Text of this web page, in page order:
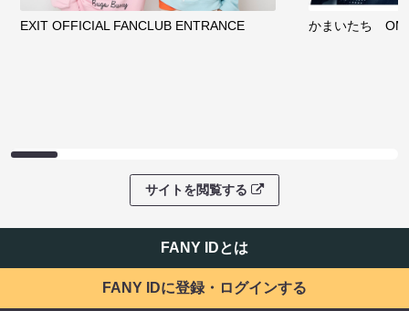
EXIT OFFICIAL FANCLUB ENTRANCE かまいたち
サイトを閲覧する
FANY IDとは
FANY IDに登録・ログインする